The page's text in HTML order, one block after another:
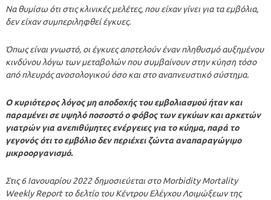
Να θυμίσω ότι στις κλινικές μελέτες, που είχαν γίνει για τα εμβόλια,
δεν είχαν συμπεριληφθεί έγκυες.
Όπως είναι γνωστό, οι έγκυες αποτελούν έναν πληθυσμό αυξημένου
κινδύνου λόγω των μεταβολών που συμβαίνουν στην κύηση τόσο
από πλευράς ανοσολογικού όσο και στο αναπνευστικό σύστημα.
Ο κυριότερος λόγος μη αποδοχής του εμβολιασμού ήταν και
παραμένει σε υψηλό ποσοστό ο φόβος των εγκύων και αρκετών
γιατρών για ανεπιθύμητες ενέργειες για το κύημα, παρά το
γεγονός ότι το εμβόλιο δεν περιέχει ζώντα αναπαραγώγιμο
μικροοργανισμό.
Στις 6 Ιανουαρίου 2022 δημοσιεύεται στο Morbidity Mortality
Weekly Report το δελτίο του Κέντρου Ελέγχου Λοιμώξεων της